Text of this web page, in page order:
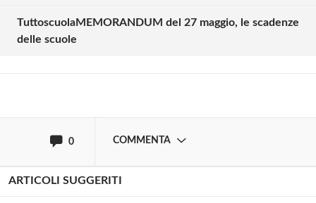
TuttoscuolaMEMORANDUM del 27 maggio, le scadenze
delle scuole
0 COMMENTA
Effettua il
ARTICOLI SUGGERITI